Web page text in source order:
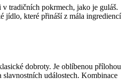
tradičních pokrmech, jako je guláš.
jídlo, které přináší z mála ingrediencí
dobroty. Je oblíbenou přílohou
slavnostních událostech. Kombinace